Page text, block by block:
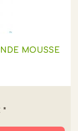
MOUSSE
*